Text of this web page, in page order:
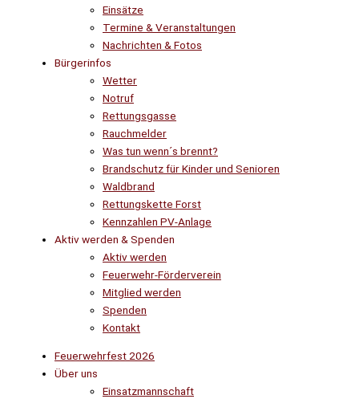
Einsätze
Termine & Veranstaltungen
Nachrichten & Fotos
Bürgerinfos
Wetter
Notruf
Rettungsgasse
Rauchmelder
Was tun wenn´s brennt?
Brandschutz für Kinder und Senioren
Waldbrand
Rettungskette Forst
Kennzahlen PV-Anlage
Aktiv werden & Spenden
Aktiv werden
Feuerwehr-Förderverein
Mitglied werden
Spenden
Kontakt
Feuerwehrfest 2026
Über uns
Einsatzmannschaft